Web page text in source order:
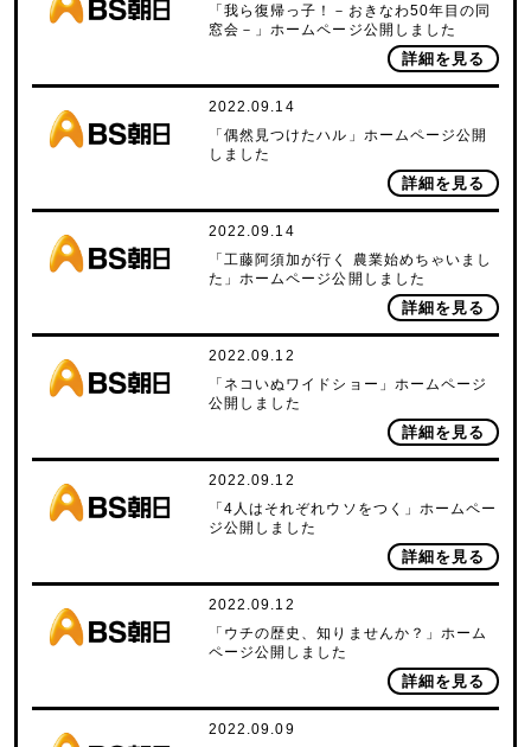
「我ら復帰っ子！－おきなわ50年目の同
窓会－」ホームページ公開しました
詳細を見る
2022.09.14
「偶然見つけたハル」ホームページ公開
しました
詳細を見る
2022.09.14
「工藤阿須加が行く 農業始めちゃいまし
た」ホームページ公開しました
詳細を見る
2022.09.12
「ネコいぬワイドショー」ホームページ
公開しました
詳細を見る
2022.09.12
「4人はそれぞれウソをつく」ホームペー
ジ公開しました
詳細を見る
2022.09.12
「ウチの歴史、知りませんか？」ホーム
ページ公開しました
詳細を見る
2022.09.09